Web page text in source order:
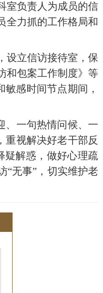
室负责人为成员的信
全力抓的工作格局和
设立信访接待室，保
和包案工作制度》等
感时间节点期间，
、一句热情问候、一
重视解决好老干部反
疑解惑，做好心理疏
“无事”，切实维护老